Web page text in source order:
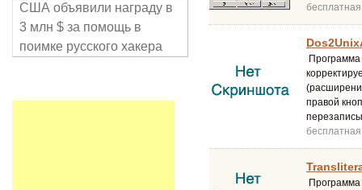
бесплатная
правой
бесплатная
Программа
США объявили награду в
3 млн $ за помощь в
поимке русского хакера